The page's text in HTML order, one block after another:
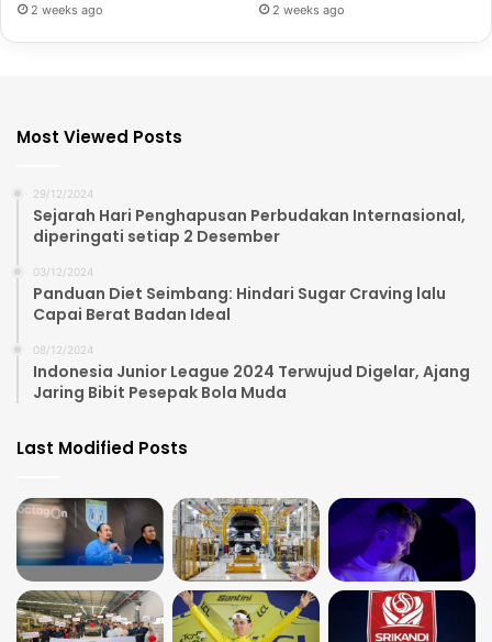
2 weeks ago 2 weeks ago
Most Viewed Posts
29/12/2024
Sejarah Hari Penghapusan Perbudakan Internasional,
diperingati setiap 2 Desember
03/12/2024
Panduan Diet Seimbang: Hindari Sugar Craving lalu
Capai Berat Badan Ideal
08/12/2024
Indonesia Junior League 2024 Terwujud Digelar, Ajang
Jaring Bibit Pesepak Bola Muda
Last Modified Posts